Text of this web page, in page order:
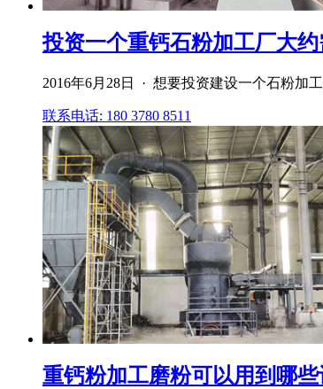
投资一个重钙石粉加工厂大
2016年6月28日 · 想要投资建设一个石粉加
联系电话: 180 3780 8511
重钙粉加工磨粉可以用到哪